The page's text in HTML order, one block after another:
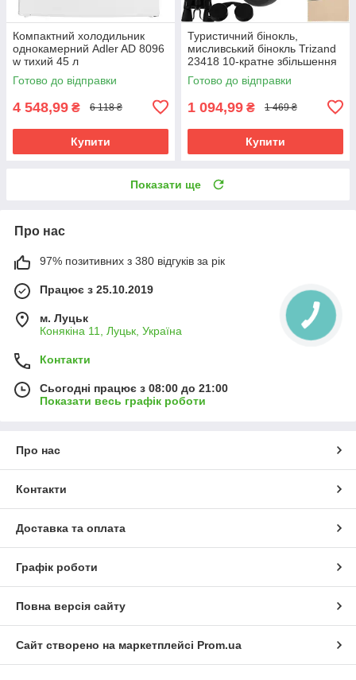
Компактний холодильник
однокамерний Adler AD 8096
w тихий 45 л
Готово до відправки
4 548,99 ₴ 6 118 ₴
Купити
Туристичний бінокль,
мисливський бінокль Trizand
23418 10-кратне збільшення
50 мм
Готово до відправки
1 094,99 ₴ 1 469 ₴
Купити
Показати ще
Про нас
97% позитивних з 380 відгуків за рік
Працює з 25.10.2019
м. Луцьк
Конякіна 11, Луцьк, Україна
Контакти
Сьогодні працює з 08:00 до 21:00
Показати весь графік роботи
Про нас
Контакти
Доставка та оплата
Графік роботи
Повна версія сайту
Сайт створено на маркетплейсі Prom.ua